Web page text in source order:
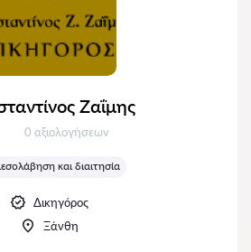
Ζαΐμης
Αξιολογήσεις:
0 αξιολογήσεων
και διαιτησία
Δικηγόρος
Ξάνθη